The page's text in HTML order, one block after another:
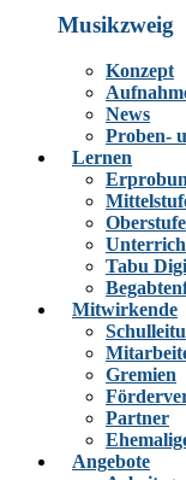
Musikzweig
Konzept
News
Proben-
Lernen
Oberstufe
Tabu
Mitwirkende
Gremien
Partner
Angebote